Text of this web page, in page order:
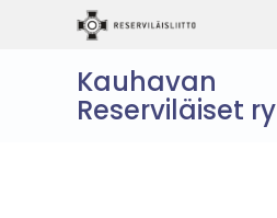
Kauhavan
Reserviläiset ry